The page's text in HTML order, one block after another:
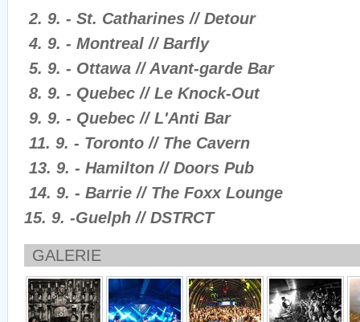
2. 9. - St. Catharines // Detour
4. 9. - Montreal // Barfly
5. 9. - Ottawa // Avant-garde Bar
8. 9. - Quebec // Le Knock-Out
9. 9. - Quebec // L'Anti Bar
11. 9. - Toronto // The Cavern
13. 9. - Hamilton // Doors Pub
14. 9. - Barrie // The Foxx Lounge
15. 9. -Guelph // DSTRCT
GALERIE